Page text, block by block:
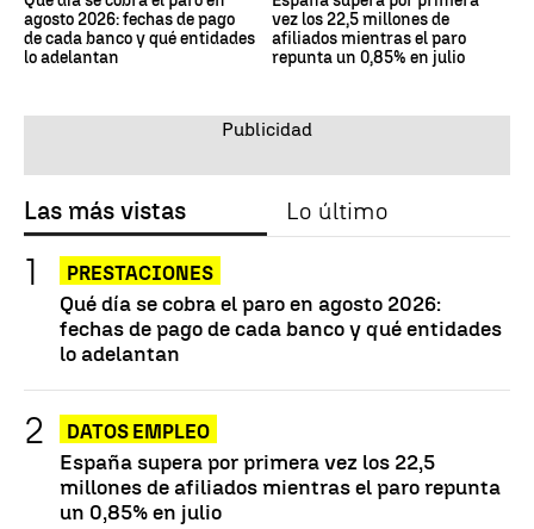
agosto 2026: fechas de pago
de cada banco y qué entidades
lo adelantan
vez los 22,5 millones de
afiliados mientras el paro
repunta un 0,85% en julio
Las más vistas Lo último
PRESTACIONES
Qué día se cobra el paro en agosto 2026:
fechas de pago de cada banco y qué entidades
lo adelantan
DATOS EMPLEO
España supera por primera vez los 22,5
millones de afiliados mientras el paro repunta
un 0,85% en julio